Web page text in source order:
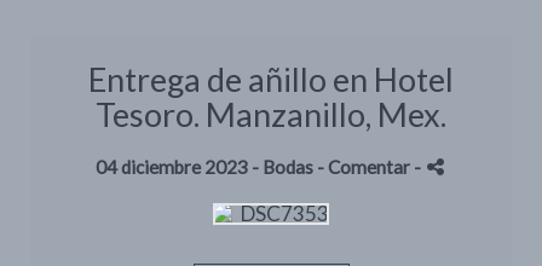
Entrega de añillo en Hotel
Tesoro. Manzanillo, Mex.
04 diciembre 2023 - Bodas - Comentar -